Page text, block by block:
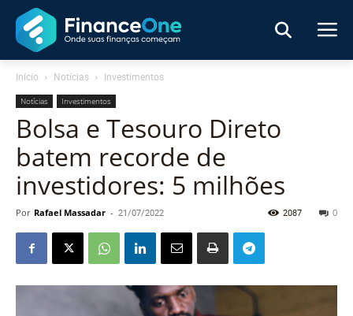
Início Notícias Investimentos
Notícias Investimentos
Bolsa e Tesouro Direto
batem recorde de
investidores: 5 milhões
Por Rafael Massadar - 21/07/2022 0
2087